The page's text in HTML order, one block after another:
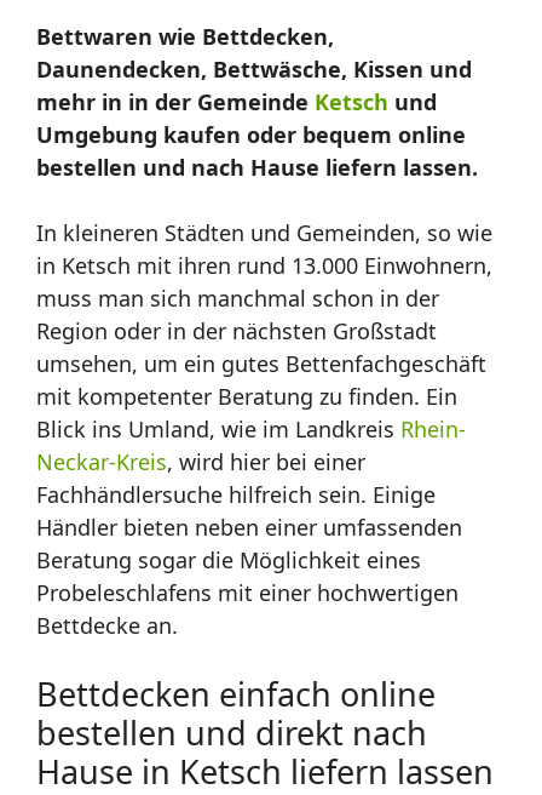
Bettwaren wie Bettdecken,
Daunendecken, Bettwäsche, Kissen und
mehr in in der Gemeinde Ketsch und
Umgebung kaufen oder bequem online
bestellen und nach Hause liefern lassen.
In kleineren Städten und Gemeinden, so wie
in Ketsch mit ihren rund 13.000 Einwohnern,
muss man sich manchmal schon in der
Region oder in der nächsten Großstadt
umsehen, um ein gutes Bettenfachgeschäft
mit kompetenter Beratung zu finden. Ein
Blick ins Umland, wie im Landkreis Rhein-
Neckar-Kreis, wird hier bei einer
Fachhändlersuche hilfreich sein. Einige
Händler bieten neben einer umfassenden
Beratung sogar die Möglichkeit eines
Probeleschlafens mit einer hochwertigen
Bettdecke an.
Bettdecken einfach online
bestellen und direkt nach
Hause in Ketsch liefern lassen